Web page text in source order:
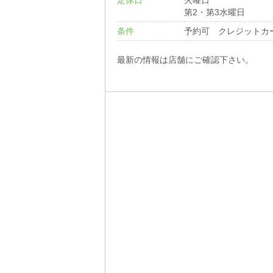
第2・第3水曜日
条件
予約可 クレジットカ
最新の情報は店舗にご確認下さい。